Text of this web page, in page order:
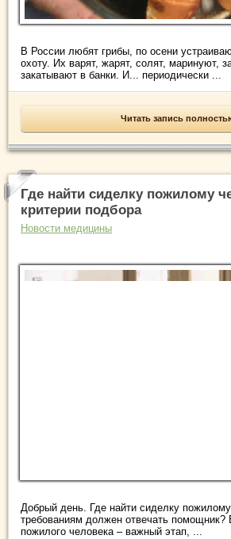
В России любят грибы, по осени
охоту. Их варят, жарят, солят, маринуют,
закатывают в банки. И... периодически ...
Читать запись
Где найти сиделку пожилому
критерии подбора
Новости медицины
Добрый день. Где найти сиделку
требованиям должен отвечать
пожилого человека – важный этап, ...